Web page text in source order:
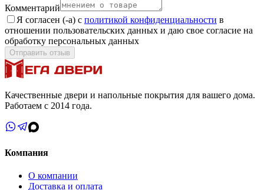
Комментарий
Я согласен (-а) с политикой конфиденциальности в
отношении пользовательских данных и даю свое согласие на
обработку персональных данных
Отправить отзыв
Качественные двери и напольные покрытия для вашего дома.
Работаем с 2014 года.
Компания
О компании
Доставка и оплата